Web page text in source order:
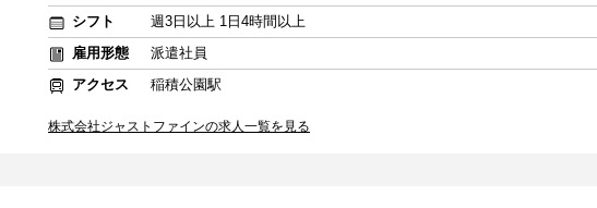
シフト
週3日以上 1日4時間以上
雇用形態
派遣社員
アクセス
稲積公園駅
株式会社ジャストファインの求人一覧を見る